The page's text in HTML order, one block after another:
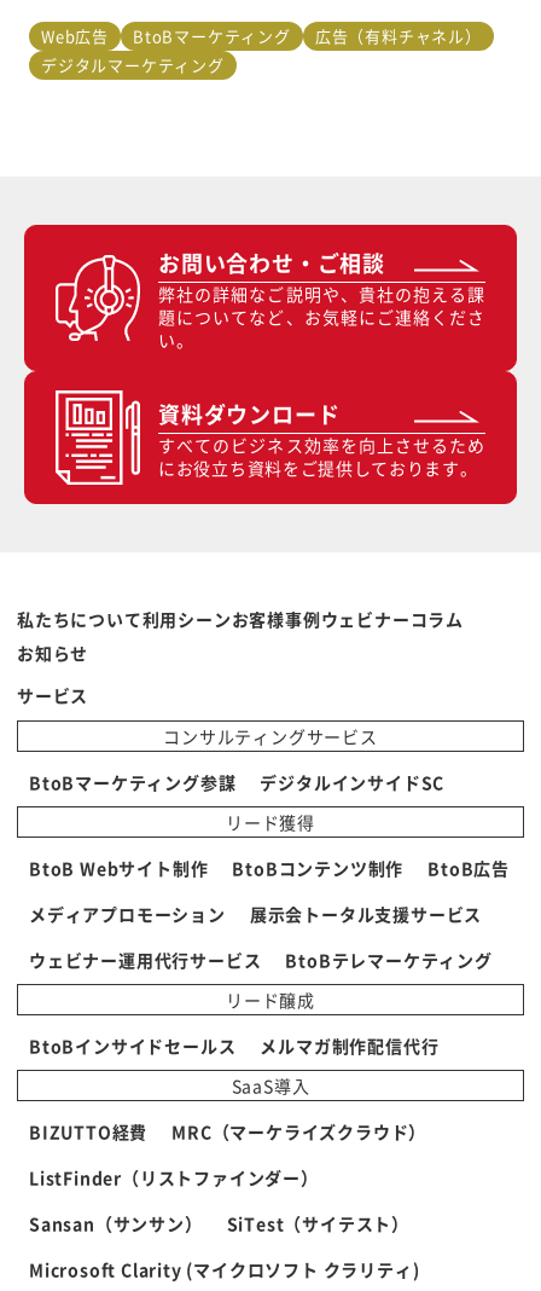
Web広告 BtoBマーケティング
広告（有料チャネル）
デジタルマーケティング
お問い合わせ・ご相談
弊社の詳細なご説明や、貴社の抱える課
題についてなど、お気軽にご連絡くださ
い。
資料ダウンロード
すべてのビジネス効率を向上させるため
にお役立ち資料をご提供しております。
私たちについて利用シーンお客様事例ウェビナー コラム
お知らせ
サービス
コンサルティングサービス
BtoBマーケティング参謀
デジタルインサイドSC
リード獲得
BtoB Webサイト制作
BtoBコンテンツ制作
BtoB広告
メディアプロモーション
展示会トータル支援サービス
ウェビナー運用代行サービス
BtoBテレマーケティング
リード醸成
BtoBインサイドセールス
メルマガ制作配信代行
SaaS導入
BIZUTTO経費
MRC（マーケライズクラウド）
ListFinder（リストファインダー）
Sansan（サンサン）
SiTest（サイテスト）
Microsoft Clarity (マイクロソフト クラリティ)